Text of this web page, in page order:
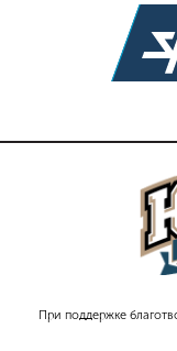
При поддержке